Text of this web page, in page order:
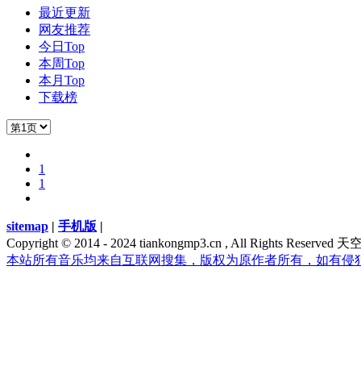
最近更新
网友推荐
今日Top
本周Top
本月Top
下载榜
1
1
sitemap | 手机版 |
Copyright © 2014 - 2024 tiankongmp3.cn , All Rights Reserved 天
本站所有音乐均来自互联网搜集，版权为原作者所有，如有侵